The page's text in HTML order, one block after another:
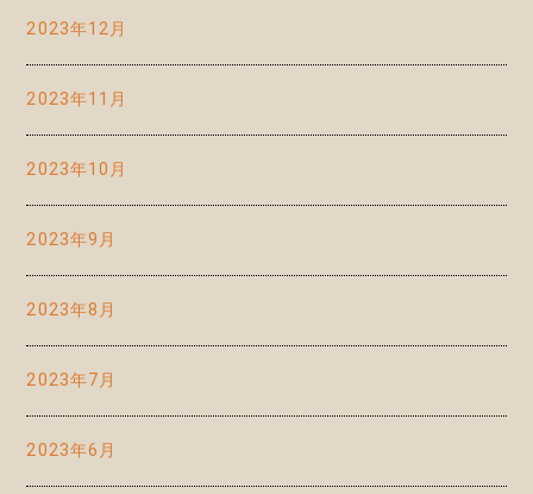
2023年12月
2023年11月
2023年10月
2023年9月
2023年8月
2023年7月
2023年6月